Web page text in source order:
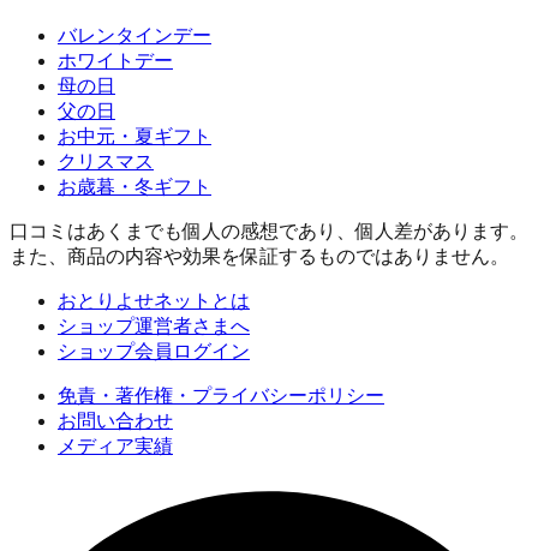
バレンタインデー
ホワイトデー
母の日
父の日
お中元・夏ギフト
クリスマス
お歳暮・冬ギフト
口コミはあくまでも個人の感想であり、個人差があります。
また、商品の内容や効果を保証するものではありません。
おとりよせネットとは
ショップ運営者さまへ
ショップ会員ログイン
免責・著作権・プライバシーポリシー
お問い合わせ
メディア実績